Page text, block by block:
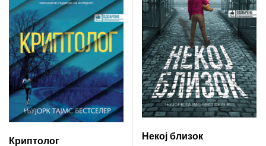
Криптолог
Некој близок